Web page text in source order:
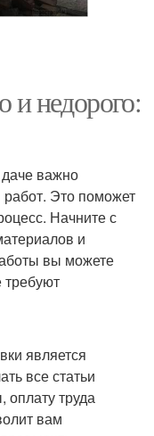
и недорого:
важно
Это поможет
Начните с
и
вы можете
требуют
является
все статьи
труда
вам